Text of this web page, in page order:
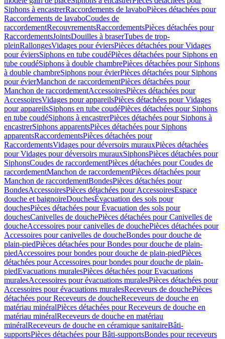
Siphons à encastrerRaccordements de lavaboPièces détachées pour
Raccordements de lavaboCoudes de
raccordementRecouvrementsRaccordementsPièces détachées pour
RaccordementsJointsDouilles à braserTubes de trop-
pleinRallongesVidages pour éviersPièces détachées pour Vidages
pour éviersSiphons en tube coudéPièces détachées pour Siphons en
tube coudéSiphons à double chambrePièces détachées pour Siphons
à double chambreSiphons pour évierPièces détachées pour Siphons
pour évierManchon de raccordementPièces détachées pour
Manchon de raccordementAccessoiresPièces détachées pour
AccessoiresVidages pour appareilsPièces détachées pour Vidages
pour appareilsSiphons en tube coudéPièces détachées pour Siphons
en tube coudéSiphons à encastrerPièces détachées pour Siphons à
encastrerSiphons apparentsPièces détachées pour Siphons
apparentsRaccordementsPièces détachées pour
RaccordementsVidages pour déversoirs murauxPièces détachées
pour Vidages pour déversoirs murauxSiphonsPièces détachées pour
SiphonsCoudes de raccordementPièces détachées pour Coudes de
raccordementManchon de raccordementPièces détachées pour
Manchon de raccordementBondesPièces détachées pour
BondesAccessoiresPièces détachées pour AccessoiresEspace
douche et baignoireDouchesÉvacuation des sols pour
douchesPièces détachées pour Évacuation des sols pour
douchesCanivelles de douchePièces détachées pour Canivelles de
doucheAccessoires pour canivelles de douchePièces détachées pour
Accessoires pour canivelles de doucheBondes pour douche de
plain-piedPièces détachées pour Bondes pour douche de plain-
piedAccessoires pour bondes pour douche de plain-piedPièces
détachées pour Accessoires pour bondes pour douche de plain-
piedEvacuations muralesPièces détachées pour Evacuations
muralesAccessoires pour évacuations muralesPièces détachées pour
Accessoires pour évacuations muralesReceveurs de douchePièces
détachées pour Receveurs de doucheReceveurs de douche en
matériau minéralPièces détachées pour Receveurs de douche en
matériau minéralReceveurs de douche en matériau
minéralReceveurs de douche en céramique sanitaireBâti-
supportsPièces détachées pour Bâti-supportsBondes pour receveurs